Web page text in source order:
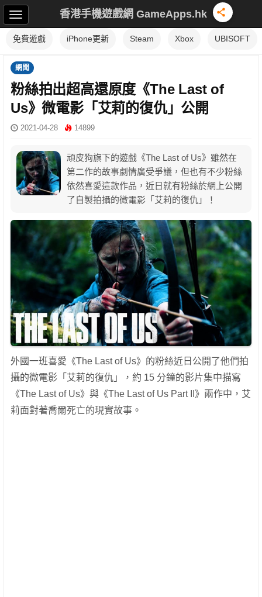
香港手機遊戲網 GameApps.hk
免費遊戲 iPhone更新 Steam Xbox UBISOFT
網聞
粉絲拍出超高還原度《The Last of
Us》微電影「艾莉的復仇」公開
2021-04-28 14899
頑皮狗旗下的遊戲《The Last of Us》雖然在
第二作的故事劇情廣受爭議，但也有不少粉絲
依然喜愛這款作品，近日就有粉絲於網上公開
了自製拍攝的微電影「艾莉的復仇」！
外國一班喜愛《The Last of Us》的粉絲近日公開了他們拍
攝的微電影「艾莉的復仇」，約 15 分鐘的影片集中描寫
《The Last of Us》與《The Last of Us Part II》兩作中，艾
莉面對著喬爾死亡的現實故事。